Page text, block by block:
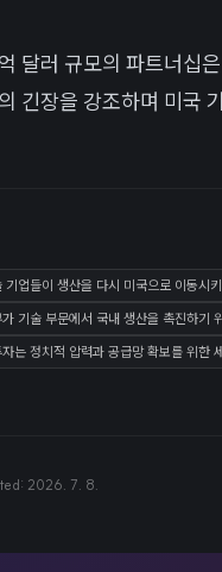
달러 규모의 파트너십
긴장을 강조하며 미국
기업들이 생산을 다시 미국으로 이동시
기술 부문에서 국내 생산을 촉진하기
는 정치적 압력과 공급망 확보를 위한
2026. 7. 8.